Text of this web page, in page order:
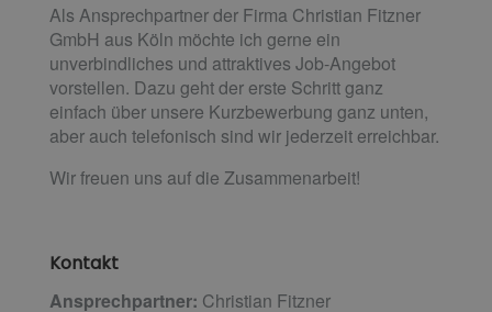
Als Ansprechpartner der Firma Christian Fitzner
GmbH aus Köln möchte ich gerne ein
unverbindliches und attraktives Job-Angebot
vorstellen. Dazu geht der erste Schritt ganz
einfach über unsere Kurzbewerbung ganz unten,
aber auch telefonisch sind wir jederzeit erreichbar.
Wir freuen uns auf die Zusammenarbeit!
Kontakt
Ansprechpartner: Christian Fitzner